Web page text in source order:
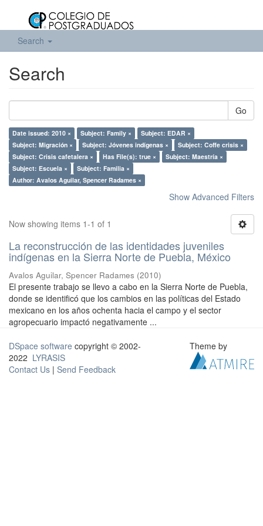
Search
Search
Go
Date issued: 2010 × Subject: Family ×
Subject: EDAR ×
Subject: Migración ×
Subject: Jóvenes indígenas ×
Subject: Coffe crisis ×
Subject: Crisis cafetalera ×
Has File(s): true ×
Subject: Maestría ×
Subject: Escuela ×
Subject: Familia ×
Author: Avalos Aguilar, Spencer Radames ×
Show Advanced Filters
Now showing items 1-1 of 1
La reconstrucción de las identidades juveniles
indígenas en la Sierra Norte de Puebla, México
Avalos Aguilar, Spencer Radames (2010)
El presente trabajo se llevo a cabo en la Sierra Norte de Puebla,
donde se identificó que los cambios en las políticas del Estado
mexicano en los años ochenta hacia el campo y el sector
agropecuario impactó negativamente ...
DSpace software copyright © 2002-
2022 LYRASIS
Contact Us | Send Feedback
Theme by